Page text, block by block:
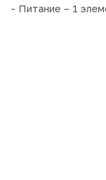
- Питание – 1